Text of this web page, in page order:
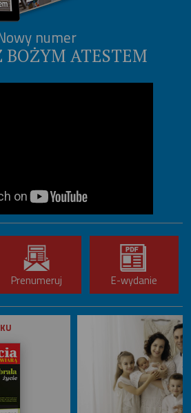
numer
BOŻYM ATESTEM
Prenumeruj E-wydanie